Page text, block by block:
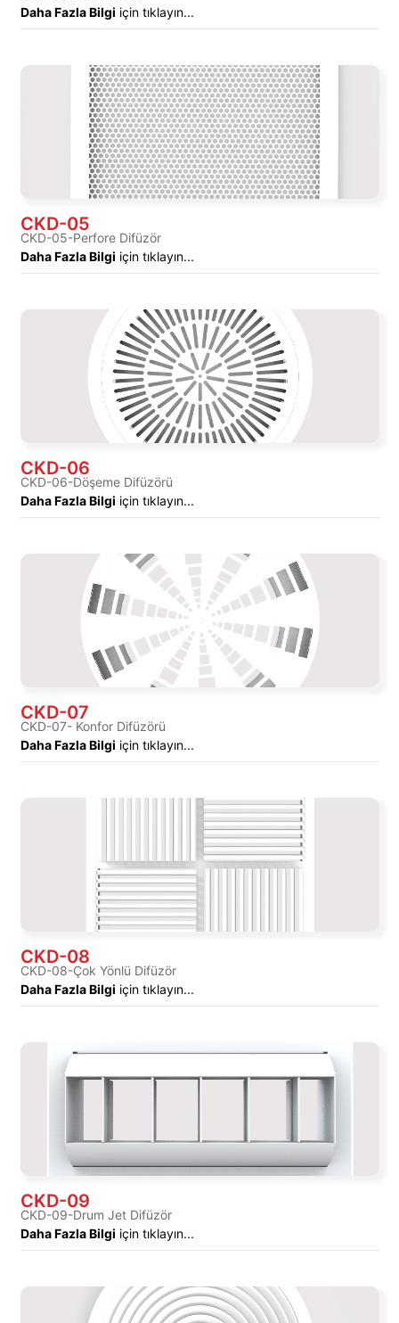
Daha Fazla Bilgi için tıklayın...
CKD-05
CKD-05-Perfore Difüzör
Daha Fazla Bilgi için tıklayın...
CKD-06
CKD-06-Döşeme Difüzörü
Daha Fazla Bilgi için tıklayın...
CKD-07
CKD-07- Konfor Difüzörü
Daha Fazla Bilgi için tıklayın...
CKD-08
CKD-08-Çok Yönlü Difüzör
Daha Fazla Bilgi için tıklayın...
CKD-09
CKD-09-Drum Jet Difüzör
Daha Fazla Bilgi için tıklayın...